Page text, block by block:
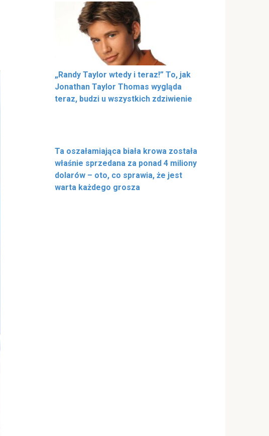
„Randy Taylor wtedy i teraz!” To, jak
Jonathan Taylor Thomas wygląda
teraz, budzi u wszystkich zdziwienie
Ta oszałamiająca biała krowa została
właśnie sprzedana za ponad 4 miliony
dolarów – oto, co sprawia, że jest
warta każdego grosza